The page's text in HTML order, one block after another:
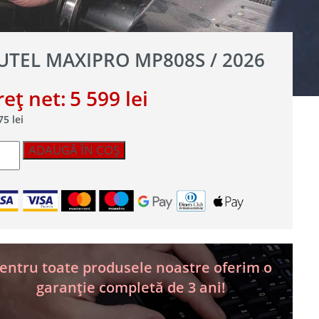
MAXIPRO MP808S / 2026
net: Prețul
a
fost:
5
899 lei.
5 599 lei
599 lei.
lei.
lei
este:
6
ADAUGĂ ÎN COȘ
toate produsele noastre oferim o
garanție completă de 3 ani!